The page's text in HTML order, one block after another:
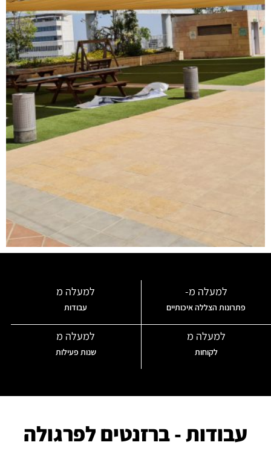
למעלה מ-
פתרונות הצללה איכותיים
למעלה מ
עבודות
למעלה מ
לקוחות
למעלה מ
שנות פעילות
עבודות - ברזנטים לפרגולה